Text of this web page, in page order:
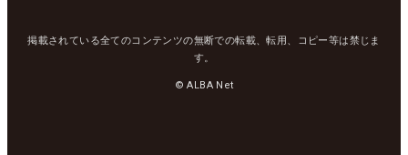
掲載されている全てのコンテンツの無断での転載、転用、コピー等は禁じま
す。
© ALBA Net